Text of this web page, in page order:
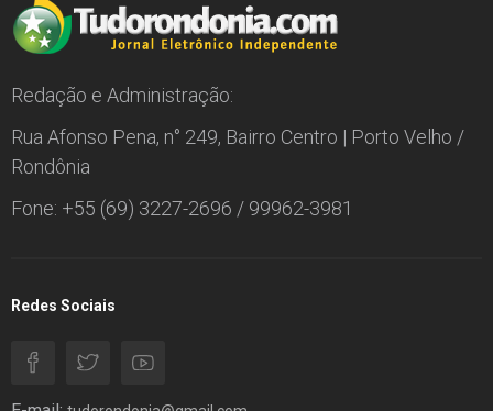
Redação e Administração:
Rua Afonso Pena, n° 249, Bairro Centro | Porto Velho /
Rondônia
Fone: +55 (69) 3227-2696 / 99962-3981
Redes Sociais